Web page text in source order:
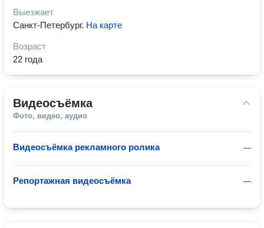
Выезжает
Санкт-Петербург. На карте
Возраст
22 года
Видеосъёмка
Фото, видео, аудио
—
Видеосъёмка рекламного ролика
—
Репортажная видеосъёмка